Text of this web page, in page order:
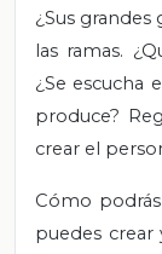
¿Sus grandes
las ramas.
¿Se escucha
produce?
crear el
Cómo
puedes